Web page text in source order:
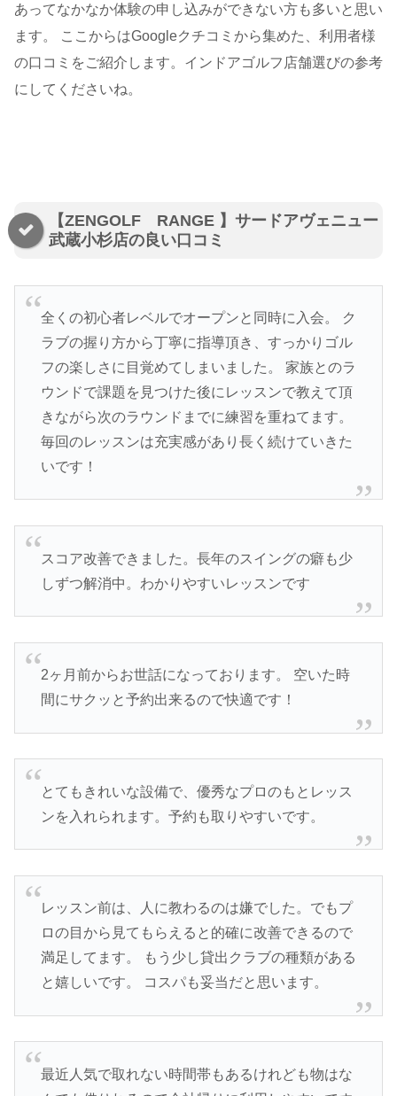
あってなかなか体験の申し込みができない方も多いと思い
ます。 ここからはGoogleクチコミから集めた、利用者様
の口コミをご紹介します。インドアゴルフ店舗選びの参考
にしてくださいね。
【ZENGOLF RANGE 】サードアヴェニュー
武蔵小杉店の良い口コミ
全くの初心者レベルでオープンと同時に入会。 ク
ラブの握り方から丁寧に指導頂き、すっかりゴル
フの楽しさに目覚めてしまいました。 家族とのラ
ウンドで課題を見つけた後にレッスンで教えて頂
きながら次のラウンドまでに練習を重ねてます。
毎回のレッスンは充実感があり長く続けていきた
いです！
スコア改善できました。長年のスイングの癖も少
しずつ解消中。わかりやすいレッスンです
2ヶ月前からお世話になっております。 空いた時
間にサクッと予約出来るので快適です！
とてもきれいな設備で、優秀なプロのもとレッス
ンを入れられます。予約も取りやすいです。
レッスン前は、人に教わるのは嫌でした。でもプ
ロの目から見てもらえると的確に改善できるので
満足してます。 もう少し貸出クラブの種類がある
と嬉しいです。 コスパも妥当だと思います。
最近人気で取れない時間帯もあるけれども物はな